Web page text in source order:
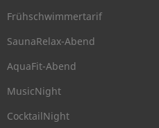
Frühschwimmertarif
SaunaRelax-Abend
AquaFit-Abend
MusicNight
CocktailNight